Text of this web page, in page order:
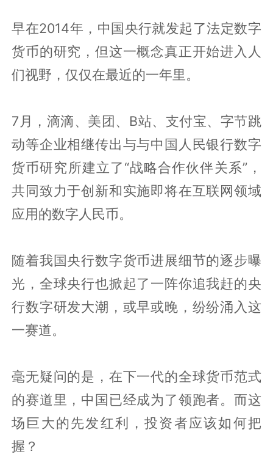
早在2014年，中国央行就发起了法定数字
货币的研究，但这一概念真正开始进入人
们视野，仅仅在最近的一年里。
7月，滴滴、美团、B站、支付宝、字节跳
动等企业相继传出与与中国人民银行数字
货币研究所建立了“战略合作伙伴关系”，
共同致力于创新和实施即将在互联网领域
应用的数字人民币。
随着我国央行数字货币进展细节的逐步曝
光，全球央行也掀起了一阵你追我赶的央
行数字研发大潮，或早或晚，纷纷涌入这
一赛道。
毫无疑问的是，在下一代的全球货币范式
的赛道里，中国已经成为了领跑者。而这
场巨大的先发红利，投资者应该如何把
握？